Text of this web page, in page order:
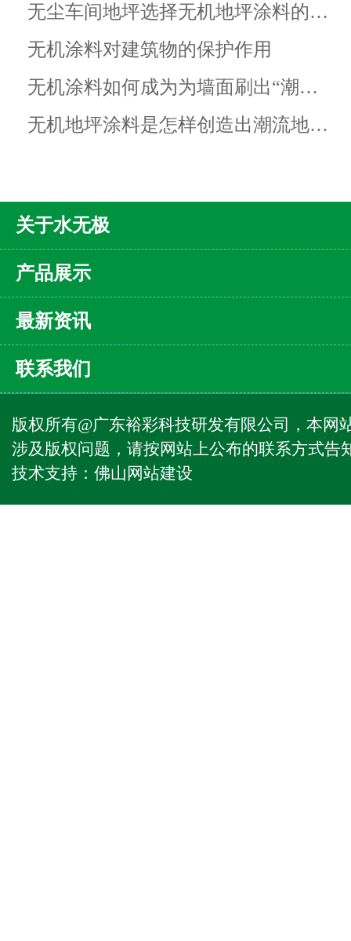
无尘车间地坪选择无机地坪涂料的…
无机涂料对建筑物的保护作用
无机涂料如何成为为墙面刷出“潮…
无机地坪涂料是怎样创造出潮流地…
关于水无极
产品展示
最新资讯
联系我们
版权所有@广东裕彩科技研发有限公司，本网
涉及版权问题，请按网站上公布的联系方式告
技术支持： 佛山网站建设